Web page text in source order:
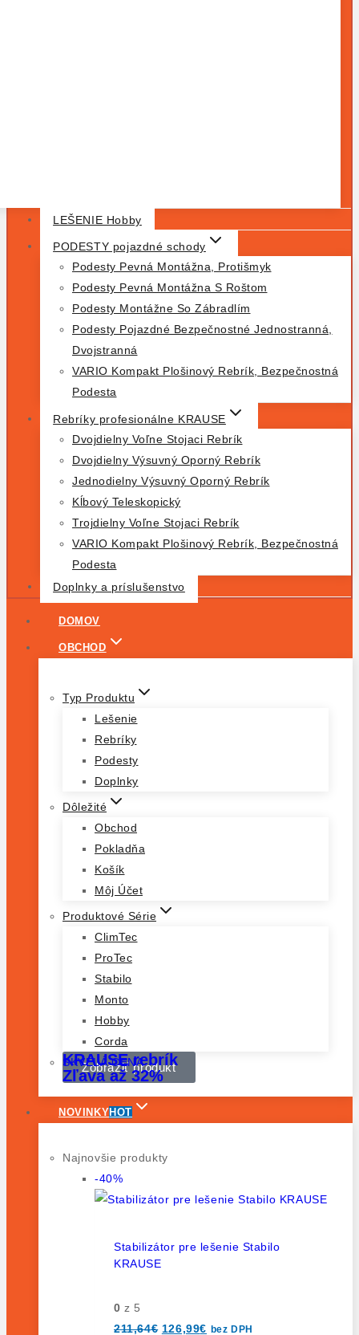
LEŠENIE Hobby
PODESTY pojazdné schody
Podesty Pevná Montážna, Protišmyk
Podesty Pevná Montážna S Roštom
Podesty Montážne So Zábradlím
Podesty Pojazdné Bezpečnostné Jednostranná,
Dvojstranná
VARIO Kompakt Plošinový Rebrík, Bezpečnostná
Podesta
Rebríky profesionálne KRAUSE
Dvojdielny Voľne Stojaci Rebrík
Dvojdielny Výsuvný Oporný Rebrík
Jednodielny Výsuvný Oporný Rebrík
Kĺbový Teleskopický
Trojdielny Voľne Stojaci Rebrík
VARIO Kompakt Plošinový Rebrík, Bezpečnostná
Podesta
Doplnky a príslušenstvo
DOMOV
OBCHOD
Typ Produktu
Lešenie
Rebríky
Podesty
Doplnky
Dôležité
Obchod
Pokladňa
Košík
Môj Účet
Produktové Série
ClimTec
ProTec
Stabilo
Monto
Hobby
Corda
Zobraziť produkt
SKVELÁ CENA
KRAUSE rebrík
Zľava až 32%
NOVINKYHOT
Najnovšie produkty
-40%
Stabilizátor pre lešenie Stabilo
KRAUSE
0 z 5
211,64€ 126,99€ bez DPH